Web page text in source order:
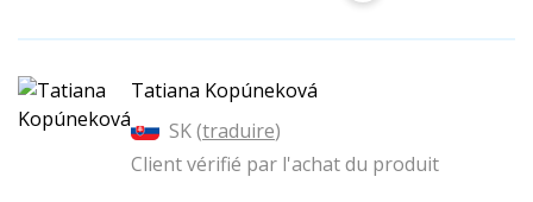
Tatiana Kopúneková
SK (traduire)
Client vérifié par l'achat du produit